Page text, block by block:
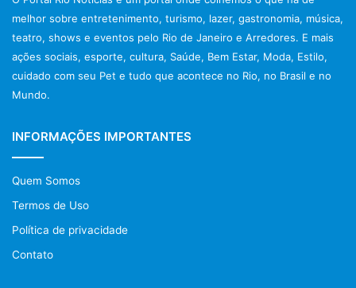
melhor sobre entretenimento, turismo, lazer, gastronomia, música,
teatro, shows e eventos pelo Rio de Janeiro e Arredores. E mais
ações sociais, esporte, cultura, Saúde, Bem Estar, Moda, Estilo,
cuidado com seu Pet e tudo que acontece no Rio, no Brasil e no
Mundo.
INFORMAÇÕES IMPORTANTES
Quem Somos
Termos de Uso
Política de privacidade
Contato